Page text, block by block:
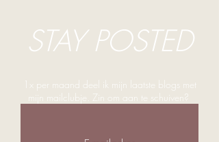
STAY POSTED
1x per maand deel ik mijn laatste blogs met
mijn mailclubje. Zin om aan te schuiven?